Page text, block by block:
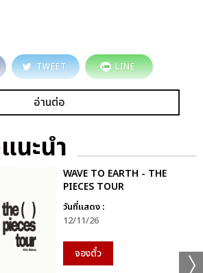
TWEET LINE
อ่านต่อ
แนะนำ
WAVE TO EARTH - THE
PIECES TOUR
วันที่แสดง :
12/11/26
จองตั๋ว